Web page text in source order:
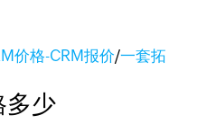
价格-CRM报价/一套拓
多少